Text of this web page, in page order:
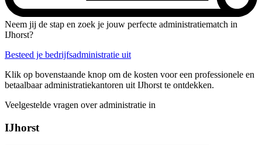
Neem jij de stap en zoek je jouw perfecte administratiematch in
IJhorst?
Besteed je bedrijfsadministratie uit
Klik op bovenstaande knop om de kosten voor een professionele en
betaalbaar administratiekantoren uit IJhorst te ontdekken.
Veelgestelde vragen over administratie in
IJhorst